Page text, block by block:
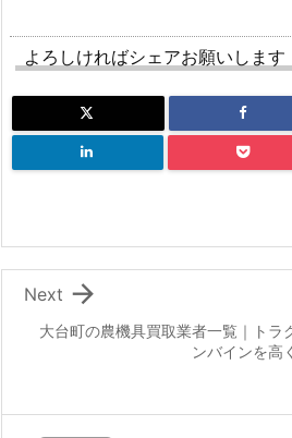
よろしければシェアお願いします
大台町の農機具買取業者一覧｜トラ
ンバインを高

Next